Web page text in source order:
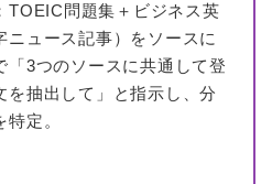
TOEIC問題集＋ビジネス英
ニュース記事）をソースに
「3つのソースに共通して登
を抽出して」と指示し、分
定。
・英会話スピード表
入試英語対策講座